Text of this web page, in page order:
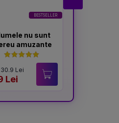
BESTSELLER
nu sunt
amuzante
30.9 Lei
Lei